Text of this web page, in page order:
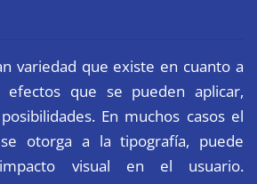
variedad que existe en cuanto a
efectos que se pueden aplicar,
En muchos casos el
otorga a la tipografía, puede
visual en el usuario.